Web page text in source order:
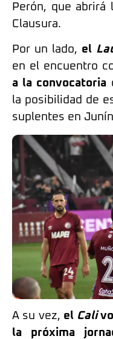
Perón, que abrirá
Clausura.
Por un lado, el
en el encuentro
a la convocatoria
la posibilidad de
suplentes en
A su vez, el Cali
la próxima